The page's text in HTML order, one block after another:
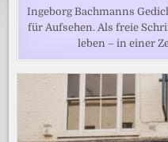
Ingeborg Bachmanns
für Aufsehen. Als freie
leben – in einer